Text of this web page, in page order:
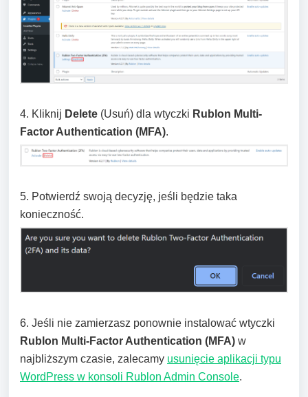
4. Kliknij Delete (Usuń) dla wtyczki Rublon Multi-
Factor Authentication (MFA).
5. Potwierdź swoją decyzję, jeśli będzie taka
konieczność.
6. Jeśli nie zamierzasz ponownie instalować wtyczki
Rublon Multi-Factor Authentication (MFA) w
najbliższym czasie, zalecamy usunięcie aplikacji typu
WordPress w konsoli Rublon Admin Console.